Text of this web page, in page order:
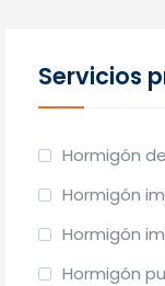
Servicios
Hormigón
Hormigón
Hormigón
Hormigón